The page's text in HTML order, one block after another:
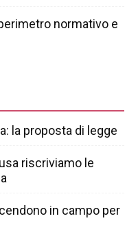
normativo e
la proposta di legge
riscriviamo le
in campo per